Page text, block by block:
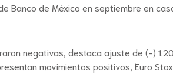
Banco de México en septiembre en
negativas, destaca ajuste de (-)
movimientos positivos, Euro